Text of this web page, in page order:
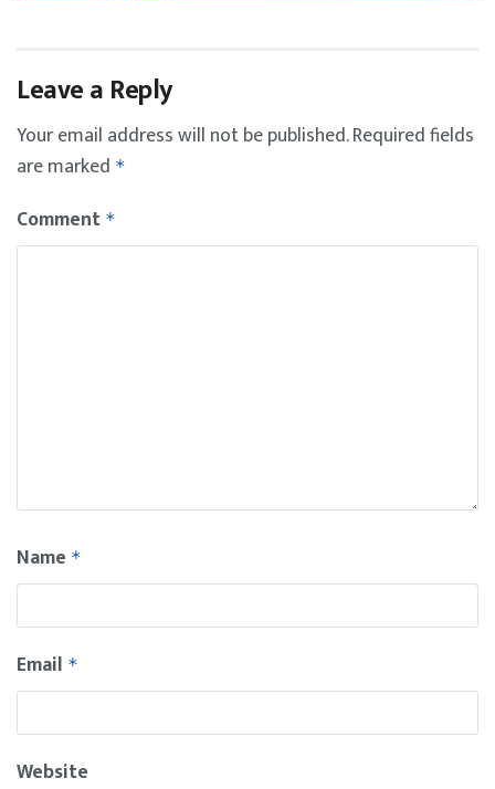
Leave a Reply
Your email address will not be published.Required fields
are marked *
Comment *
Name *
Email *
Website